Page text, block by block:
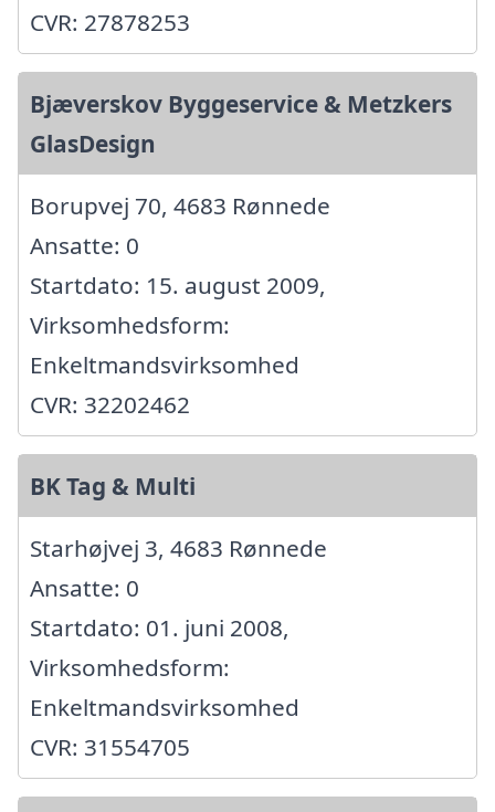
CVR: 27878253
Bjæverskov Byggeservice & Metzkers
GlasDesign
Borupvej 70, 4683 Rønnede
Ansatte: 0
Startdato: 15. august 2009,
Virksomhedsform:
Enkeltmandsvirksomhed
CVR: 32202462
BK Tag & Multi
Starhøjvej 3, 4683 Rønnede
Ansatte: 0
Startdato: 01. juni 2008,
Virksomhedsform:
Enkeltmandsvirksomhed
CVR: 31554705